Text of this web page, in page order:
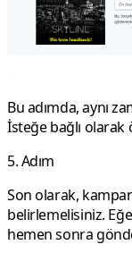
Bu adımda, aynı
İsteğe bağlı olarak
5. Adım
Son olarak,
belirlemelisiniz.
hemen sonra